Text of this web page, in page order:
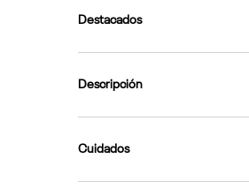
Destacados
Descripción
Cuidados